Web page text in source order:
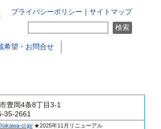
プライバシーポリシー サイトマップ
希望・お問合せ
豊岡4条8丁目3-1
35-2661
oikawa-cl.jp/ ★2025年11月リニューアル